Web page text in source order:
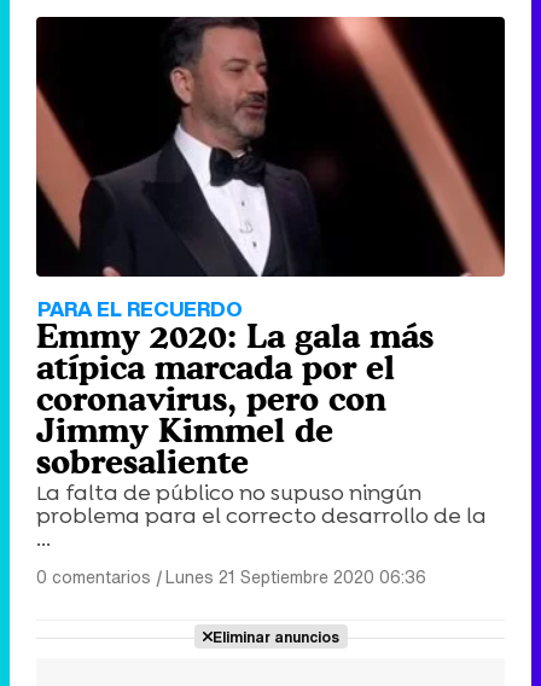
PARA EL RECUERDO
Emmy 2020: La gala más
atípica marcada por el
coronavirus, pero con
Jimmy Kimmel de
sobresaliente
La falta de público no supuso ningún
problema para el correcto desarrollo de la
...
0 comentarios |Lunes 21 Septiembre 2020 06:36
Eliminar anuncios